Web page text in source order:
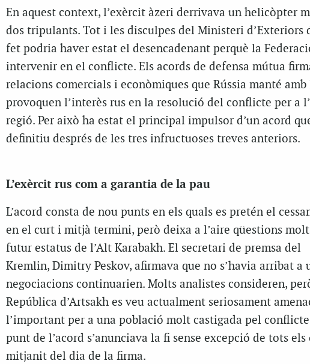
En aquest context, l’exèrcit àzeri derrivava un helicòpter
dos tripulants. Tot i les disculpes del Ministeri d’Exteriors
fet podria haver estat el desencadenant perquè la
intervenir en el conflicte. Els acords de defensa mútua
relacions comercials i econòmiques que Rússia manté amb
provoquen l’interès rus en la resolució del conflicte per a
regió. Per això ha estat el principal impulsor d’un acord
definitiu després de les tres infructuoses treves anteriors.
L’exèrcit rus com a garantia de la pau
L’acord consta de nou punts en els quals es pretén el
en el curt i mitjà termini, però deixa a l’aire qüestions
futur estatus de l’Alt Karabakh. El secretari de premsa del
Kremlin, Dimitry Peskov, afirmava que no s’havia arribat a
negociacions continuarien. Molts analistes consideren,
República d’Artsakh es veu actualment seriosament
l’important per a una població molt castigada pel
punt de l’acord s’anunciava la fi sense excepció de tots
mitjanit del dia de la firma.